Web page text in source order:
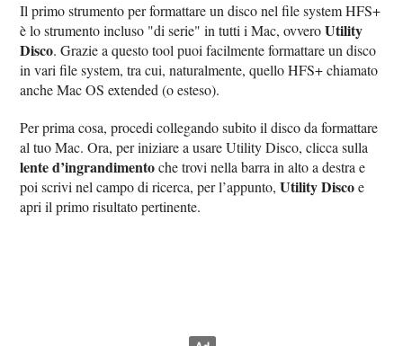
Il primo strumento per formattare un disco nel file system HFS+
è lo strumento incluso "di serie" in tutti i Mac, ovveroUtility
Disco. Grazie a questo tool puoi facilmente formattare un disco
in vari file system, tra cui, naturalmente, quello HFS+ chiamato
anche Mac OS extended (o esteso).
Per prima cosa, procedi collegando subito il disco da formattare
al tuo Mac. Ora, per iniziare a usare Utility Disco, clicca sulla
lente d’ingrandimentoche trovi nella barra in alto a destra e
poi scrivi nel campo di ricerca, per l’appunto,Utility Discoe
apri il primo risultato pertinente.